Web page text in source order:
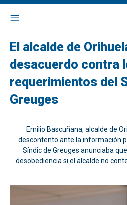
El alcalde de
desacuerdo contra
requerimientos del
Greuges
Emilio Bascuñana, alcalde de
descontento ante la información
Síndic de Greuges anunciaba
desobediencia si el alcalde no